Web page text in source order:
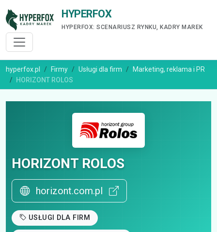
HYPERFOX
HYPERFOX: SCENARIUSZ RYNKU, KADRY MAREK
hyperfox.pl Firmy Usługi dla firm
Marketing, reklama i PR
HORIZONT ROLOS
HORIZONT ROLOS
horizont.com.pl
USŁUGI DLA FIRM